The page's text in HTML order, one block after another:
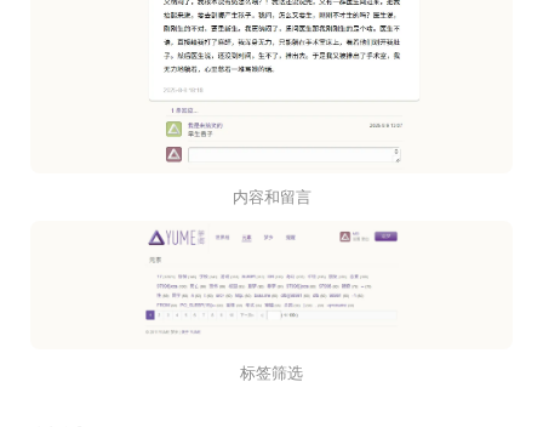
内容和留言
标签筛选